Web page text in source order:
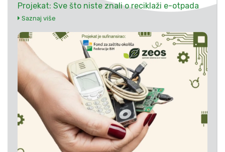
Projekat: Sve što niste znali o reciklaži e-otpada
Saznaj više